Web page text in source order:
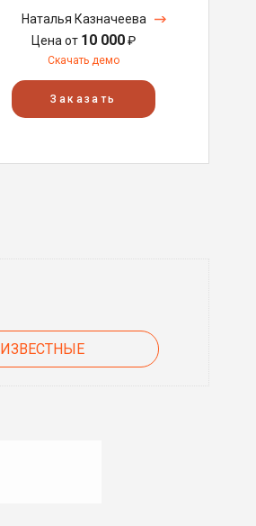
Наталья Казначеева
Цена от 10 000₽
Скачать демо
Заказать
ИЗВЕСТНЫЕ